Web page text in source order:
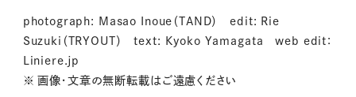
photograph: Masao Inoue（TAND） edit: Rie
Suzuki（TRYOUT） text: Kyoko Yamagata web edit：
Liniere.jp
※ 画像・文章の無断転載はご遠慮ください